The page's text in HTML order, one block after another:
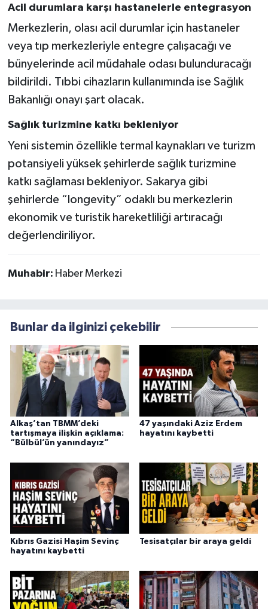
Acil durumlara karşı hastanelerle entegrasyon
Merkezlerin, olası acil durumlar için hastaneler
veya tıp merkezleriyle entegre çalışacağı ve
bünyelerinde acil müdahale odası bulunduracağı
bildirildi. Tıbbi cihazların kullanımında ise Sağlık
Bakanlığı onayı şart olacak.
Sağlık turizmine katkı bekleniyor
Yeni sistemin özellikle termal kaynakları ve turizm
potansiyeli yüksek şehirlerde sağlık turizmine
katkı sağlaması bekleniyor. Sakarya gibi
şehirlerde “longevity” odaklı bu merkezlerin
ekonomik ve turistik hareketliliği artıracağı
değerlendiriliyor.
Muhabir: Haber Merkezi
Bunlar da ilginizi çekebilir
Alkaş’tan TBMM’deki
tartışmaya ilişkin açıklama:
“Bülbül’ün yanındayız”
47 yaşındaki Aziz Erdem
hayatını kaybetti
Kıbrıs Gazisi Haşim Sevinç
hayatını kaybetti
Tesisatçılar bir araya geldi